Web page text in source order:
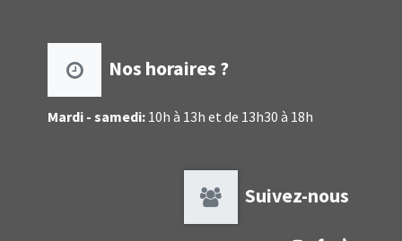
Nos horaires ?
Mardi - samedi: 10h à 13h et de 13h30 à 18h
Suivez-nous